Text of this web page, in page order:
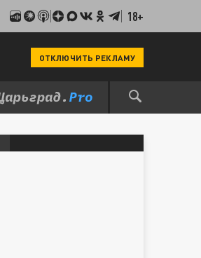
18+
ОТКЛЮЧИТЬ РЕКЛАМУ